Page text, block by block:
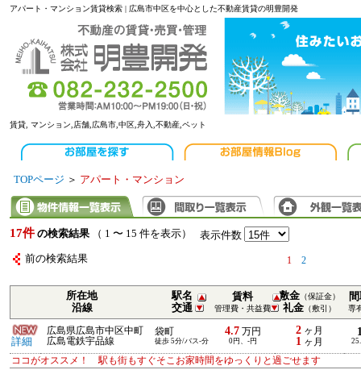
アパート・マンション賃貸検索 | 広島市中区を中心とした不動産賃貸の明豊開発
賃貸, マンション,店舗,広島市,中区,舟入,不動産,ペット
TOPページ ＞ アパート・マンション
17件 の検索結果 （ 1 〜 15 件を表示） 表示件数
前の検索結果 1 2
所在地
沿線
駅名
交通
賃料
管理費・共益費
敷金 （保証金）
礼金 （敷引） 専
詳細
広島県広島市中区中町
広島電鉄宇品線
袋町
徒歩 5分/バス-分
4.7万円
0円、-円
2 ヶ月
1 ヶ月
ココがオススメ！ 駅も街もすぐそこお家時間をゆっくりと過ごせます